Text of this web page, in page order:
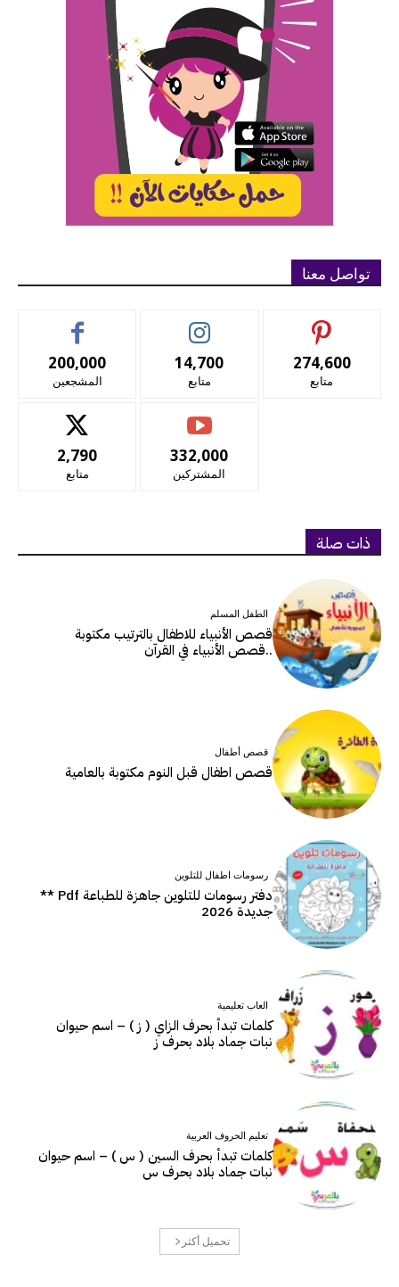
تواصل معنا
200,000
المشجعين
14,700
متابع
274,600
متابع
2,790
متابع
332,000
المشتركين
ذات صلة
الطفل المسلم
قصص الأنبياء للاطفال بالترتيب مكتوبة
..قصص الأنبياء في القرآن
قصص أطفال
قصص اطفال قبل النوم مكتوبة بالعامية
رسومات اطفال للتلوين
دفتر رسومات للتلوين جاهزة للطباعة Pdf **
جديدة 2026
العاب تعليمية
كلمات تبدأ بحرف الزاي ( ز ) – اسم حيوان
نبات جماد بلاد بحرف ز
تعليم الحروف العربية
كلمات تبدأ بحرف السين ( س ) – اسم حيوان
نبات جماد بلاد بحرف س
تحميل أكثر